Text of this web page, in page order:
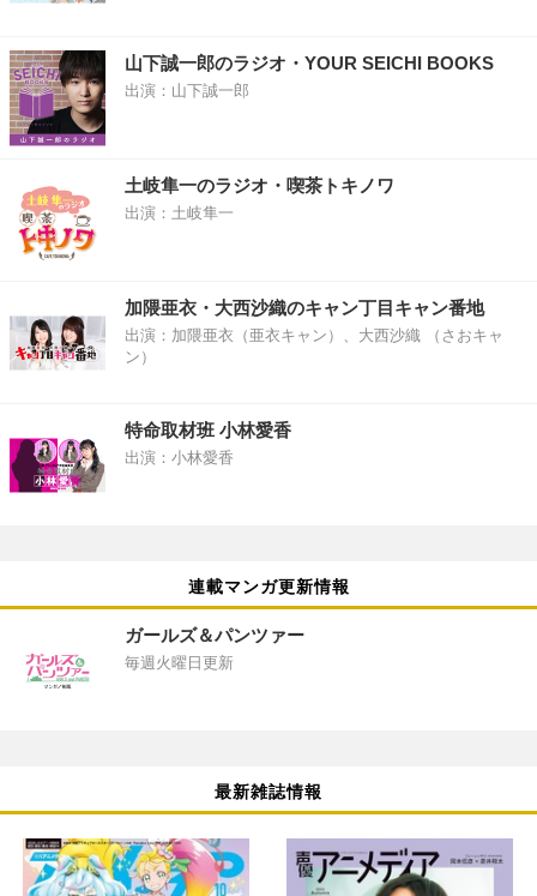
山下誠一郎のラジオ・YOUR SEICHI BOOKS
出演：山下誠一郎
土岐隼一のラジオ・喫茶トキノワ
出演：土岐隼一
加隈亜衣・大西沙織のキャン丁目キャン番地
出演：加隈亜衣（亜衣キャン）、大西沙織 （さおキャ
ン）
特命取材班 小林愛香
出演：小林愛香
連載マンガ更新情報
ガールズ＆パンツァー
毎週火曜日更新
最新雑誌情報